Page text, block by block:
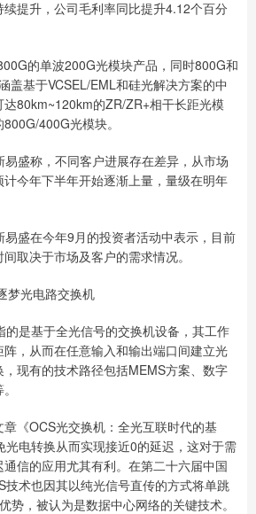
提升，公司毛利率同比提升4.12个百分
的单波200G光模块产品，同时800G和
盖基于VCSEL/EML和硅光解决方案的中
80km~120km的ZR/ZR+相干长距光模
400G光模块。
盛称，不同客户进展存在差异，从市场
今年下半年开始逐渐上量，量级在明年
盛在今年9月的投资者活动中表示，目前
取决于市场及客户的需求情况。
梦光电路交换机
的是基于全光信号的交换机设备，其工作
，从而在任意输入和输出端口间建立光
现有的技术路径包括MEMS方案、数字
《OCS光交换机：全光互联时代的基
光电转换从而实现接近0的延迟，这对于需
信的应用尤其有利。在第二十六届中国
技术也因其以纯光信号直传的方式将单跳
势，被认为是数据中心网络的关键技术。